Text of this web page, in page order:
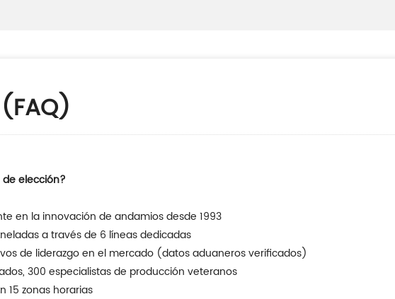
elección?
en la innovación de andamios desde 1993
a través de 6 líneas dedicadas
de liderazgo en el mercado (datos aduaneros verificados)
300 especialistas de producción veteranos
15 zonas horarias